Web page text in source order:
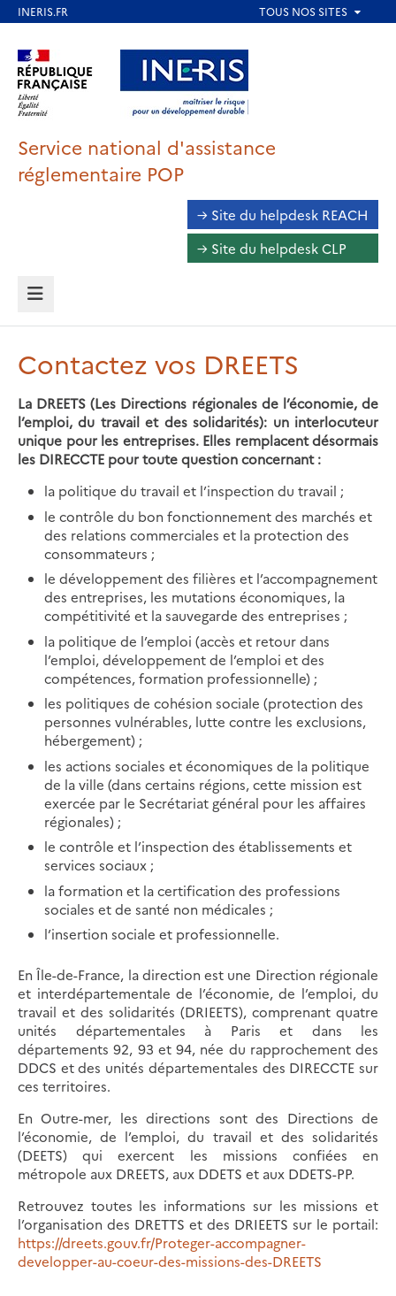
contenu
principal
Aller au contenu Aller au menu
Aller au pied de page
Service national d'assistance
réglementaire POP
Accéder
→ Site du helpdesk REACH
→ Site du helpdesk CLP
MENU
Contactez vos DREETS
La DREETS (Les Directions régionales de l’économie, de
l’emploi, du travail et des solidarités): un interlocuteur
unique pour les entreprises. Elles remplacent désormais
les DIRECCTE pour toute question concernant :
la politique du travail et l’inspection du travail ;
le contrôle du bon fonctionnement des marchés et
des relations commerciales et la protection des
consommateurs ;
le développement des filières et l’accompagnement
des entreprises, les mutations économiques, la
compétitivité et la sauvegarde des entreprises ;
la politique de l’emploi (accès et retour dans
l’emploi, développement de l’emploi et des
compétences, formation professionnelle) ;
les politiques de cohésion sociale (protection des
personnes vulnérables, lutte contre les exclusions,
hébergement) ;
les actions sociales et économiques de la politique
de la ville (dans certains régions, cette mission est
exercée par le Secrétariat général pour les affaires
régionales) ;
le contrôle et l’inspection des établissements et
services sociaux ;
la formation et la certification des professions
sociales et de santé non médicales ;
l’insertion sociale et professionnelle.
En Île-de-France, la direction est une Direction régionale
et interdépartementale de l’économie, de l’emploi, du
travail et des solidarités (DRIEETS), comprenant quatre
unités départementales à Paris et dans les
départements 92, 93 et 94, née du rapprochement des
DDCS et des unités départementales des DIRECCTE sur
ces territoires.
En Outre-mer, les directions sont des Directions de
l’économie, de l’emploi, du travail et des solidarités
(DEETS) qui exercent les missions confiées en
métropole aux DREETS, aux DDETS et aux DDETS-PP.
Retrouvez toutes les informations sur les missions et
l’organisation des DRETTS et des DRIEETS sur le portail:
https://dreets.gouv.fr/Proteger-accompagner-
developper-au-coeur-des-missions-des-DREETS